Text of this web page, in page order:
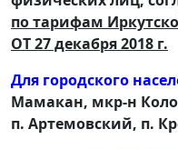
по тарифам
ОТ 27 декабря 2018 г.
Для городского
Мамакан, мкр-н
п. Артемовский, п.